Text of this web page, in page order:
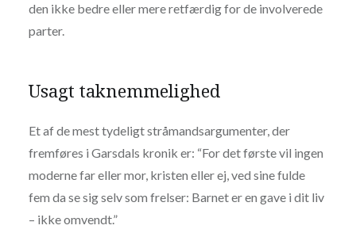
den ikke bedre eller mere retfærdig for de involverede
parter.
Usagt taknemmelighed
Et af de mest tydeligt stråmandsargumenter, der
fremføres i Garsdals kronik er: “For det første vil ingen
moderne far eller mor, kristen eller ej, ved sine fulde
fem da se sig selv som frelser: Barnet er en gave i dit liv
– ikke omvendt.”